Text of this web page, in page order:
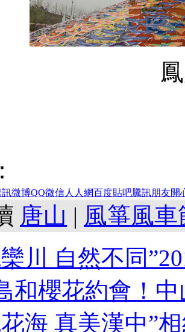
訊微博QQ微信人人網百度貼吧騰訊朋友開
唐山 | 風箏風車
川 自然不同
和櫻花約會！
海 真美漢中”